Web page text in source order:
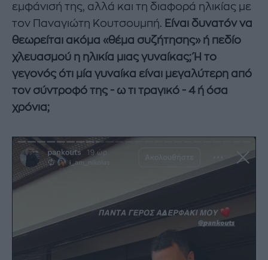
εμφάνισή της, αλλά και τη διαφορά ηλικίας με
τον Παναγιώτη Κουτσουμπή. Είναι δυνατόν να
θεωρείται ακόμα «θέμα συζήτησης» ή πεδίο
χλευασμού η ηλικία μιας γυναίκας; Ή το
γεγονός ότι μία γυναίκα είναι μεγαλύτερη από
τον σύντροφό της - ω τι τραγικό - 4 ή όσα
χρόνια;